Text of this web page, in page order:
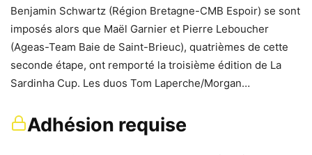
Benjamin Schwartz (Région Bretagne-CMB Espoir) se sont
imposés alors que Maël Garnier et Pierre Leboucher
(Ageas-Team Baie de Saint-Brieuc), quatrièmes de cette
seconde étape, ont remporté la troisième édition de La
Sardinha Cup. Les duos Tom Laperche/Morgan…
Adhésion requise